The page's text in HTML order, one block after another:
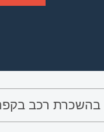
בהשכרת רכב